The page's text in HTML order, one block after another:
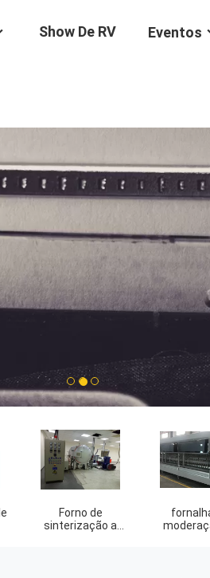
Show De RV Eventos
1 2 3
caldeira de vapor
da biomassa
Forno